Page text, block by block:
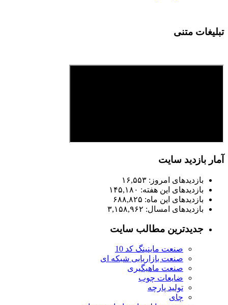
تبلیغات متنی
آمار بازدید سایت
بازدیدهای امروز: ۱۶,۵۵۳
بازدیدهای این هفته: ۱۴۵,۱۸۰
بازدیدهای این ماه: ۶۸۸,۸۲۵
بازدیدهای امسال: ۳,۱۵۸,۹۶۲
جدیدترین مطالب سایت
صنعت ماینینگ کد 10
صنعت بازاریابی شبکه ای
صنعت ماهیگیری
ضایعات چوب
تولید پارچه
چای